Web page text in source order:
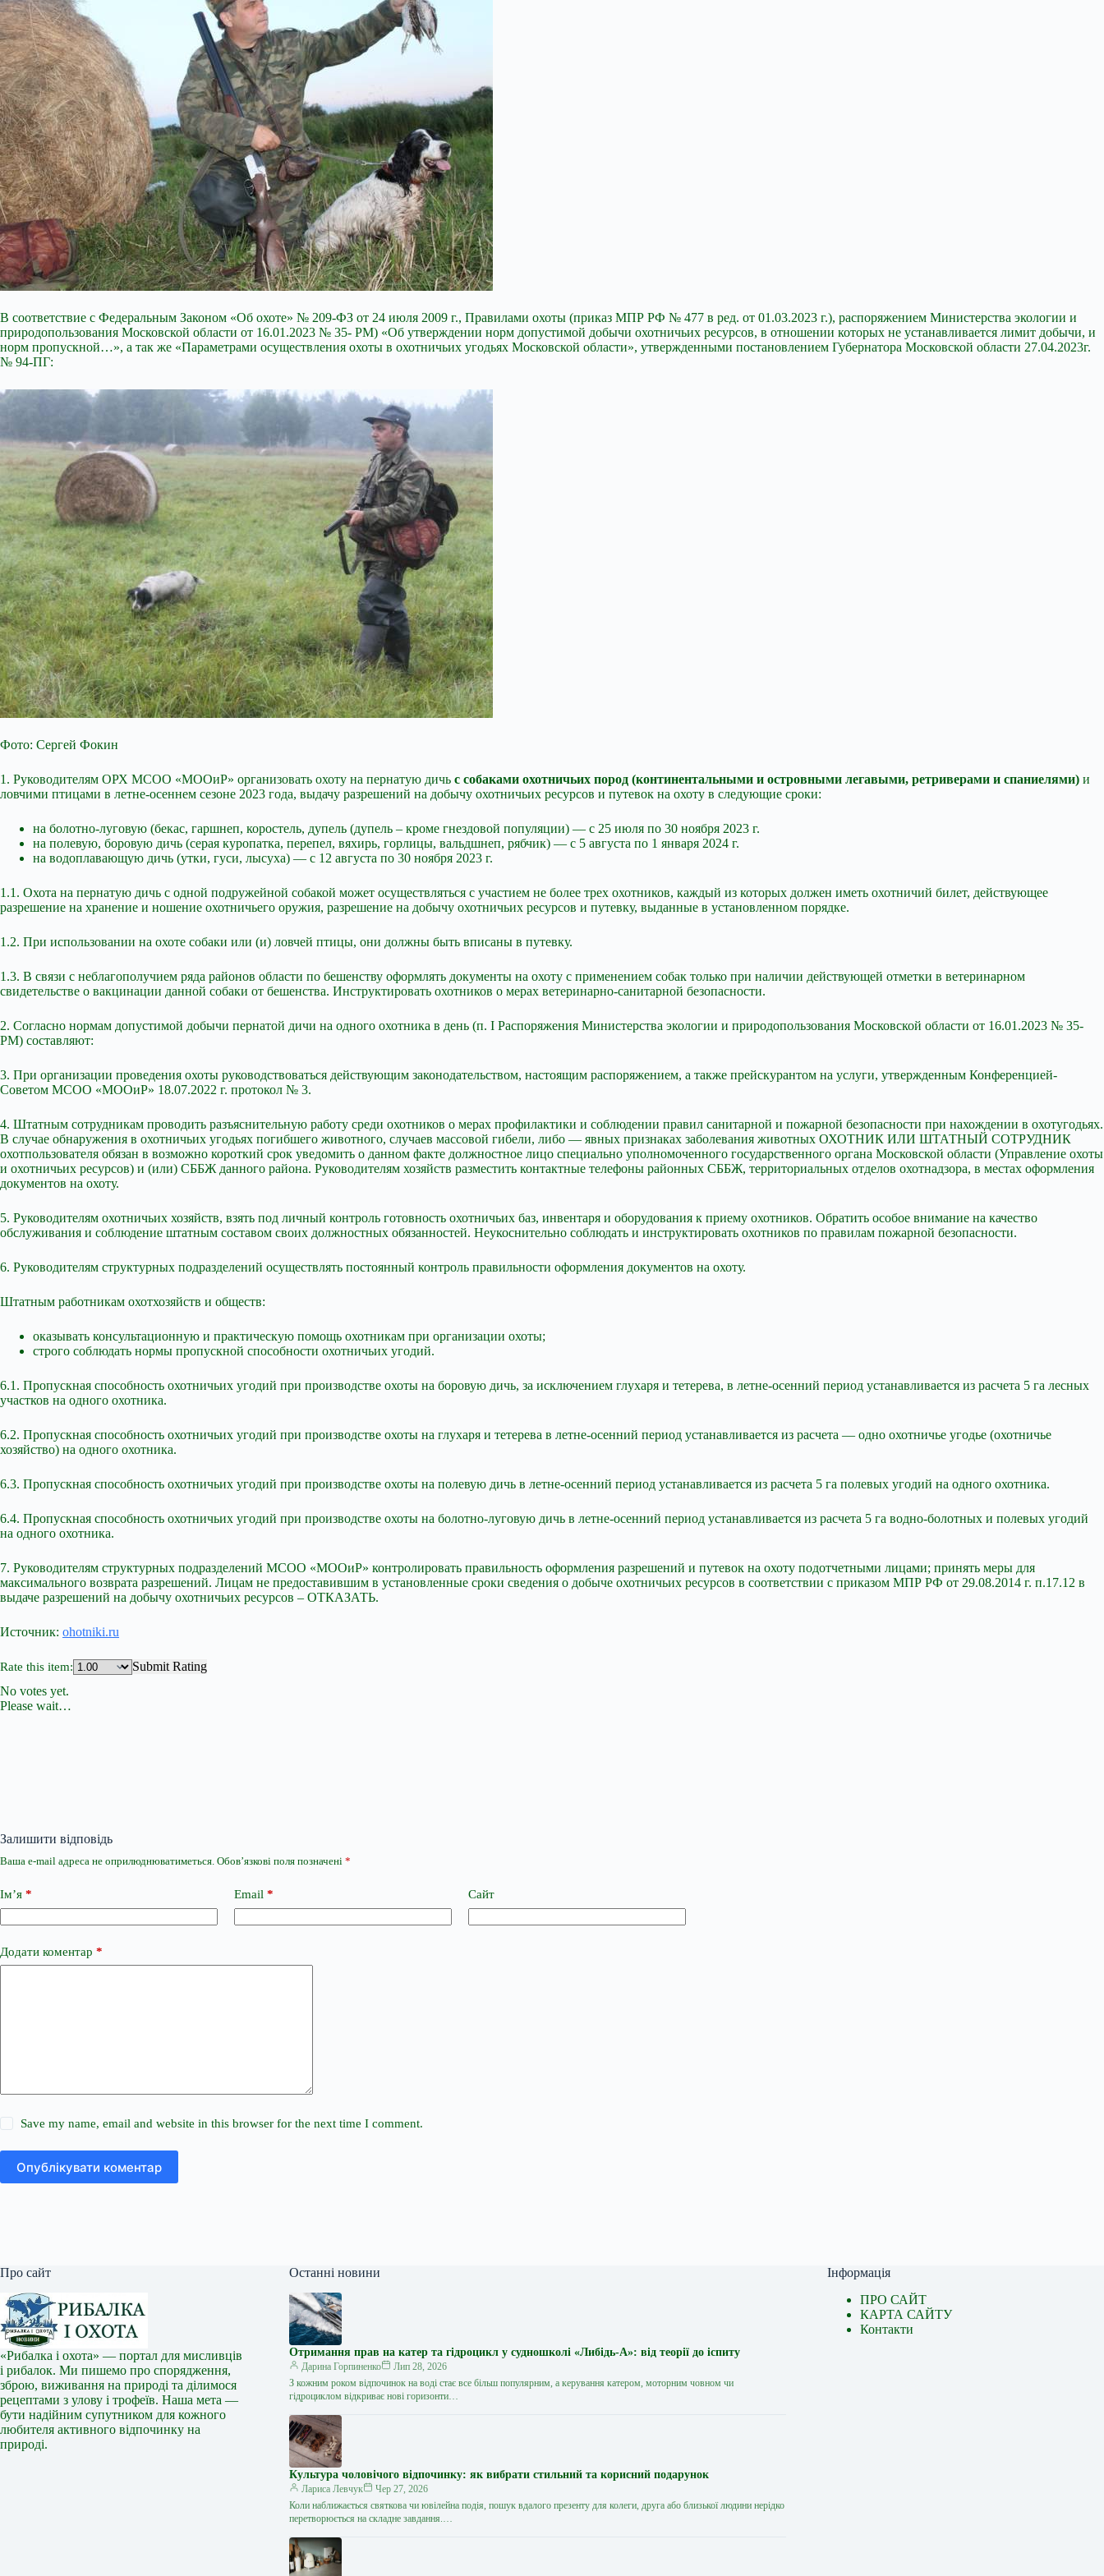
В соответствие с Федеральным Законом «Об охоте» № 209-ФЗ от 24 июля 2009 г., Правилами охоты (приказ МПР РФ № 477 в ред. от 01.03.2023 г.), распоряжением Министерства экологии и
природопользования Московской области от 16.01.2023 № 35- РМ) «Об утверждении норм допустимой добычи охотничьих ресурсов, в отношении которых не устанавливается лимит добычи, и
норм пропускной…», а так же «Параметрами осуществления охоты в охотничьих угодьях Московской области», утвержденными постановлением Губернатора Московской области 27.04.2023г.
№ 94-ПГ:
Фото: Сергей Фокин
1. Руководителям ОРХ МСОО «МООиР» организовать охоту на пернатую дичь с собаками охотничьих пород (континентальными и островными легавыми, ретриверами и спаниелями) и
ловчими птицами в летне-осеннем сезоне 2023 года, выдачу разрешений на добычу охотничьих ресурсов и путевок на охоту в следующие сроки:
на болотно-луговую (бекас, гаршнеп, коростель, дупель (дупель – кроме гнездовой популяции) — с 25 июля по 30 ноября 2023 г.
на полевую, боровую дичь (серая куропатка, перепел, вяхирь, горлицы, вальдшнеп, рябчик) — с 5 августа по 1 января 2024 г.
на водоплавающую дичь (утки, гуси, лысуха) — с 12 августа по 30 ноября 2023 г.
1.1. Охота на пернатую дичь с одной подружейной собакой может осуществляться с участием не более трех охотников, каждый из которых должен иметь охотничий билет, действующее
разрешение на хранение и ношение охотничьего оружия, разрешение на добычу охотничьих ресурсов и путевку, выданные в установленном порядке.
1.2. При использовании на охоте собаки или (и) ловчей птицы, они должны быть вписаны в путевку.
1.3. В связи с неблагополучием ряда районов области по бешенству оформлять документы на охоту с применением собак только при наличии действующей отметки в ветеринарном
свидетельстве о вакцинации данной собаки от бешенства. Инструктировать охотников о мерах ветеринарно-санитарной безопасности.
2. Согласно нормам допустимой добычи пернатой дичи на одного охотника в день (п. I Распоряжения Министерства экологии и природопользования Московской области от 16.01.2023 № 35-
РМ) составляют:
3. При организации проведения охоты руководствоваться действующим законодательством, настоящим распоряжением, а также прейскурантом на услуги, утвержденным Конференцией-
Советом МСОО «МООиР» 18.07.2022 г. протокол № 3.
4. Штатным сотрудникам проводить разъяснительную работу среди охотников о мерах профилактики и соблюдении правил санитарной и пожарной безопасности при нахождении в охотугодьях.
В случае обнаружения в охотничьих угодьях погибшего животного, случаев массовой гибели, либо — явных признаках заболевания животных ОХОТНИК ИЛИ ШТАТНЫЙ СОТРУДНИК
охотпользователя обязан в возможно короткий срок уведомить о данном факте должностное лицо специально уполномоченного государственного органа Московской области (Управление охоты
и охотничьих ресурсов) и (или) СББЖ данного района. Руководителям хозяйств разместить контактные телефоны районных СББЖ, территориальных отделов охотнадзора, в местах оформления
документов на охоту.
5. Руководителям охотничьих хозяйств, взять под личный контроль готовность охотничьих баз, инвентаря и оборудования к приему охотников. Обратить особое внимание на качество
обслуживания и соблюдение штатным составом своих должностных обязанностей. Неукоснительно соблюдать и инструктировать охотников по правилам пожарной безопасности.
6. Руководителям структурных подразделений осуществлять постоянный контроль правильности оформления документов на охоту.
Штатным работникам охотхозяйств и обществ:
оказывать консультационную и практическую помощь охотникам при организации охоты;
строго соблюдать нормы пропускной способности охотничьих угодий.
6.1. Пропускная способность охотничьих угодий при производстве охоты на боровую дичь, за исключением глухаря и тетерева, в летне-осенний период устанавливается из расчета 5 га лесных
участков на одного охотника.
6.2. Пропускная способность охотничьих угодий при производстве охоты на глухаря и тетерева в летне-осенний период устанавливается из расчета — одно охотничье угодье (охотничье
хозяйство) на одного охотника.
6.3. Пропускная способность охотничьих угодий при производстве охоты на полевую дичь в летне-осенний период устанавливается из расчета 5 га полевых угодий на одного охотника.
6.4. Пропускная способность охотничьих угодий при производстве охоты на болотно-луговую дичь в летне-осенний период устанавливается из расчета 5 га водно-болотных и полевых угодий
на одного охотника.
7. Руководителям структурных подразделений МСОО «МООиР» контролировать правильность оформления разрешений и путевок на охоту подотчетными лицами; принять меры для
максимального возврата разрешений. Лицам не предоставившим в установленные сроки сведения о добыче охотничьих ресурсов в соответствии с приказом МПР РФ от 29.08.2014 г. п.17.12 в
выдаче разрешений на добычу охотничьих ресурсов – ОТКАЗАТЬ.
Источник: ohotniki.ru
Rate this item:
Submit Rating
No votes yet.
Please wait…
Залишити відповідь
Ваша e-mail адреса не оприлюднюватиметься. Обов’язкові поля позначені *
Ім’я * Email * Сайт
Додати коментар *
Save my name, email and website in this browser for the next time I comment.
Опублікувати коментар
Про сайт
«Рибалка і охота» — портал для мисливців
і рибалок. Ми пишемо про спорядження,
зброю, виживання на природі та ділимося
рецептами з улову і трофеїв. Наша мета —
бути надійним супутником для кожного
любителя активного відпочинку на
природі.
Останні новини
Отримання прав на катер та гідроцикл у судношколі «Либідь-А»: від теорії до іспиту
Дарина Горпиненко
Лип 28, 2026
З кожним роком відпочинок на воді стає все більш популярним, а керування катером, моторним човном чи
гідроциклом відкриває нові горизонти…
Культура чоловічого відпочинку: як вибрати стильний та корисний подарунок
Лариса Левчук
Чер 27, 2026
Коли наближається святкова чи ювілейна подія, пошук вдалого презенту для колеги, друга або близької людини нерідко
перетворюється на складне завдання.…
Інформація
ПРО САЙТ
КАРТА САЙТУ
Контакти